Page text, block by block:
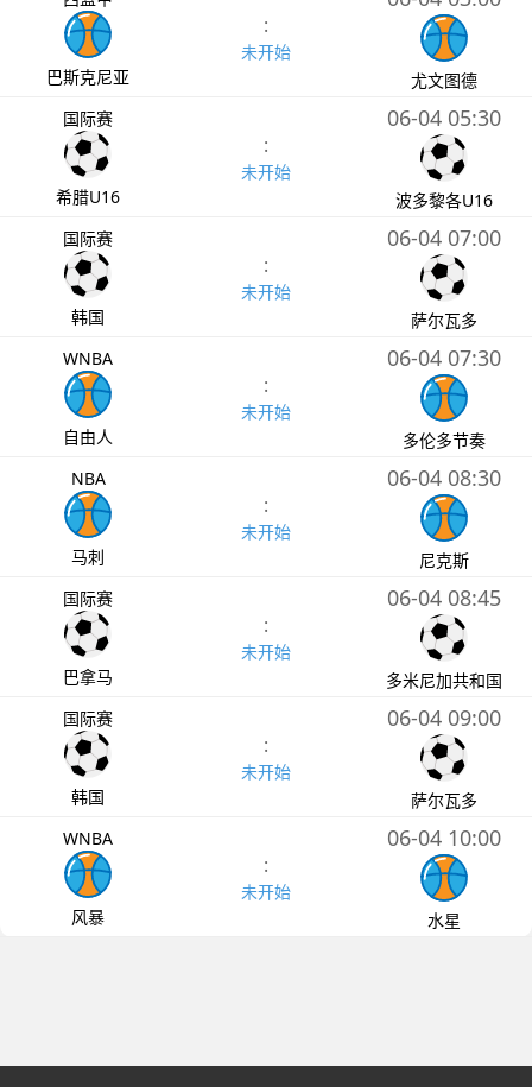
巴斯克尼亚
:
未开始
尤文图德
国际赛
希腊U16
:
未开始
06-04 05:30
波多黎各U16
国际赛
韩国
:
未开始
06-04 07:00
萨尔瓦多
WNBA
自由人
:
未开始
06-04 07:30
多伦多节奏
NBA
马刺
:
未开始
06-04 08:30
尼克斯
国际赛
巴拿马
:
未开始
06-04 08:45
多米尼加共和国
国际赛
韩国
:
未开始
06-04 09:00
萨尔瓦多
WNBA
风暴
:
未开始
06-04 10:00
水星